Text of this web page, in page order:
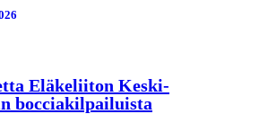
Eläkeliiton Keski-
bocciakilpailuista